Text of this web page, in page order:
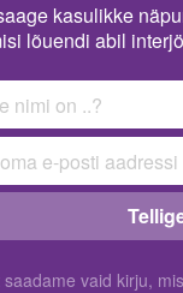
kasulikke
lõuendi abil
vaid kirju,